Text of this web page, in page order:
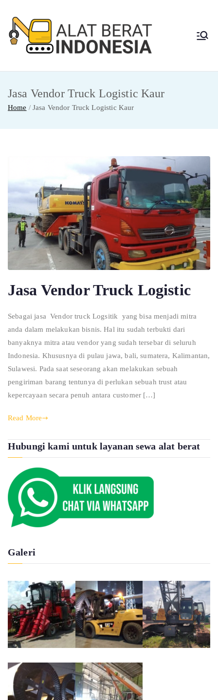
content
Berat
Indon
Jasa Sewa Alat
Jasa Vendor Truck Logistic Kaur
Home Jasa Vendor Truck Logistic Kaur
Jasa Vendor Truck Logistic
Sebagai jasa Vendor truck Logsitik yang bisa menjadi mitra
anda dalam melakukan bisnis. Hal itu sudah terbukti dari
banyaknya mitra atau vendor yang sudah tersebar di seluruh
Indonesia. Khususnya di pulau jawa, bali, sumatera, Kalimantan,
Sulawesi. Pada saat seseorang akan melakukan sebuah
pengiriman barang tentunya di perlukan sebuah trust atau
kepercayaan secara penuh antara customer […]
Read More
Hubungi kami untuk layanan sewa alat berat
Galeri